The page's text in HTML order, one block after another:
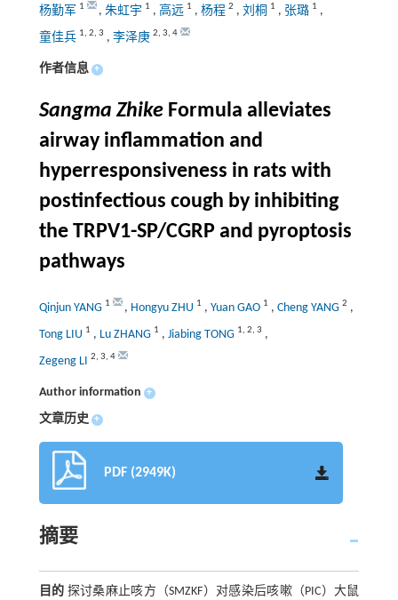
杨勤军 1 , 朱虹宇 1 , 高远 1 , 杨程 2 , 刘桐 1 , 张璐 1 ,
童佳兵 1, 2, 3 , 李泽庚 2, 3, 4
作者信息 +
Sangma ZhikeFormula alleviates
airway inflammation and
hyperresponsiveness in rats with
postinfectious cough by inhibiting
the TRPV1-SP/CGRP and pyroptosis
pathways
Qinjun YANG 1 , Hongyu ZHU 1 , Yuan GAO 1 , Cheng YANG 2 ,
Tong LIU 1 , Lu ZHANG 1 , Jiabing TONG 1, 2, 3 ,
Zegeng LI 2, 3, 4
Author information +
文章历史 +
PDF (2949K)
摘要
目的 探讨桑麻止咳方（SMZKF）对感染后咳嗽（PIC）大鼠